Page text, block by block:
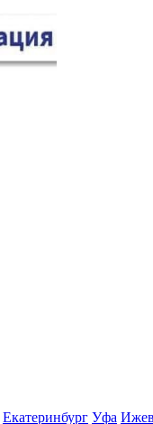
Екатеринбург Уфа